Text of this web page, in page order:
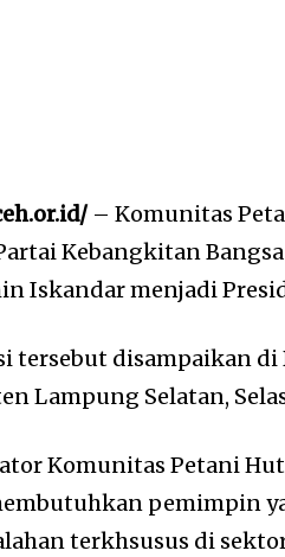
– Komunitas
Kebangkitan
Iskandar menjadi
tersebut disampaikan di
Lampung Selatan,
Komunitas Petani
pemimpin
terkhsusus di